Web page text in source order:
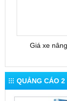
Giá xe
QUẢNG CÁO 2